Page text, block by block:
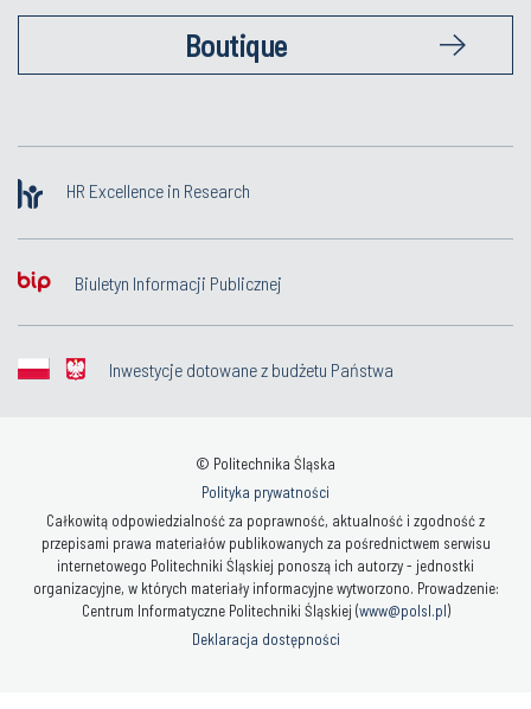
Boutique
HR Excellence in Research
Biuletyn Informacji Publicznej
Inwestycje dotowane z budżetu Państwa
© Politechnika Śląska
Polityka prywatności
Całkowitą odpowiedzialność za poprawność, aktualność i zgodność z
przepisami prawa materiałów publikowanych za pośrednictwem serwisu
internetowego Politechniki Śląskiej ponoszą ich autorzy - jednostki
organizacyjne, w których materiały informacyjne wytworzono. Prowadzenie:
Centrum Informatyczne Politechniki Śląskiej (www@polsl.pl)
Deklaracja dostępności